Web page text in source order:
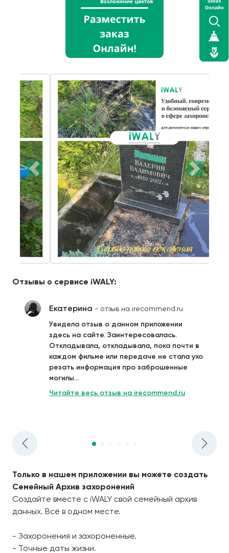
Отзывы о сервисе iWALY:
Екатерина - отзыв на irecommend.ru
Увидела отзыв о данном приложении
здесь на сайте. Заинтересовалась.
Откладывала, откладывала, пока почти в
каждом фильме или передаче не стала ухо
резать информация про заброшенные
могилы...
Читайте весь отзыв на irecommend.ru
Только в нашем приложении вы можете создать
Семейный Архив захоронений
Создайте вместе с iWALY свой семейный архив
данных. Всё в одном месте.
- Захоронения и захороненные.
- Точные даты жизни.